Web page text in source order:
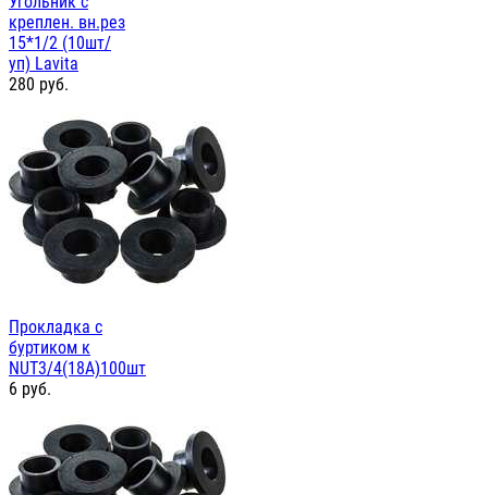
креплен. вн.рез
15*1/2 (10шт/
уп) Lavita
280 руб.
Прокладка с
буртиком к
NUT3/4(18А)100шт
6 руб.